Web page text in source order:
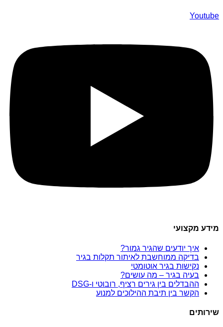
Youtube
מידע מקצועי
איך יודעים שהגיר גמור?
בדיקה ממוחשבת לאיתור תקלות בגיר
נקישות בגיר אוטומטי
בעיה בגיר – מה עושים?
ההבדלים בין גירים רציף, רובוטי ו-DSG
הקשר בין תיבת ההילוכים למנוע
שירותים